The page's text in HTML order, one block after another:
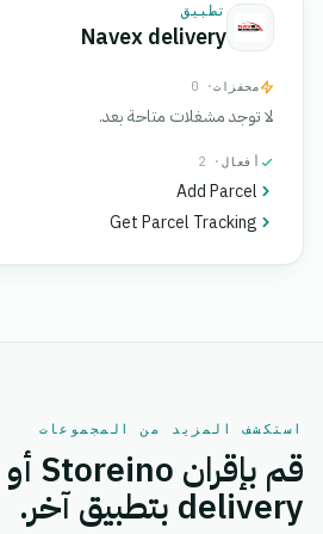
تطبيق
Navex delivery
محفزات· 0
لا توجد مشغلات متاحة بعد.
أفعال · 2
Add Parcel
Get Parcel Tracking
استكشف المزيد من المجموعات
delivery بتطبيق آخر.